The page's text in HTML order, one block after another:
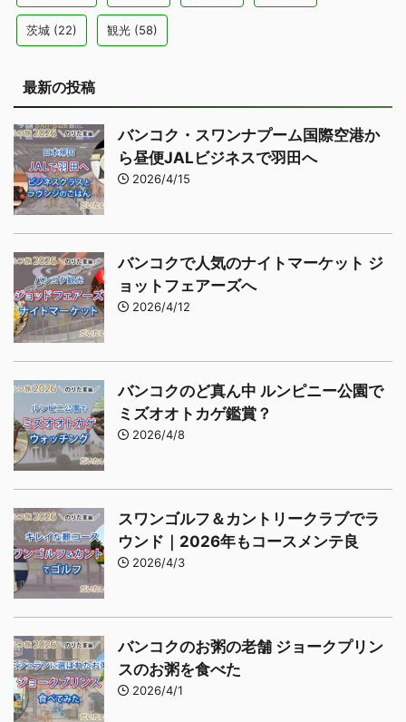
茨城 (22) 観光 (58)
最新の投稿
バンコク・スワンナプーム国際空港か
ら昼便JALビジネスで羽田へ
2026/4/15
バンコクで人気のナイトマーケット ジ
ョットフェアーズへ
2026/4/12
バンコクのど真ん中 ルンピニー公園で
ミズオオトカゲ鑑賞？
2026/4/8
スワンゴルフ＆カントリークラブでラ
ウンド｜2026年もコースメンテ良
2026/4/3
バンコクのお粥の老舗 ジョークプリン
スのお粥を食べた
2026/4/1